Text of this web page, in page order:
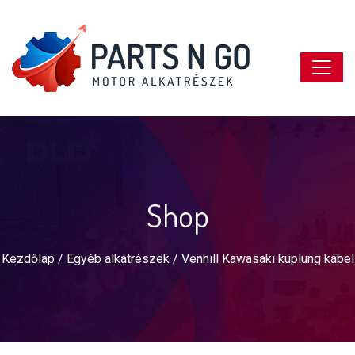
Shop
Kezdőlap/ Egyéb alkatrészek/ Venhill Kawasaki kuplung kábel